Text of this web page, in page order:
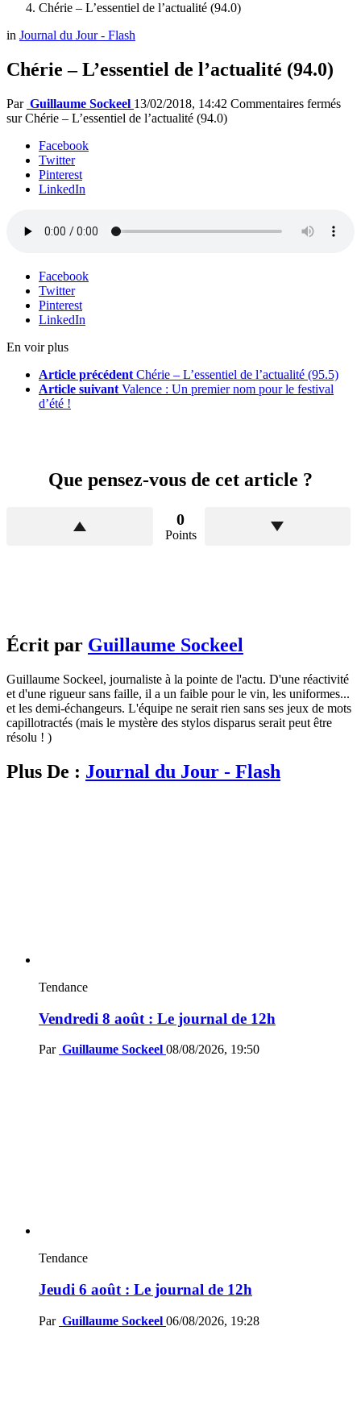
Chérie – L’essentiel de l’actualité (94.0)
in Journal du Jour - Flash
Chérie – L’essentiel de l’actualité (94.0)
Par Guillaume Sockeel 13/02/2018, 14:42 Commentaires fermés
sur Chérie – L’essentiel de l’actualité (94.0)
Facebook
Twitter
Pinterest
LinkedIn
Facebook
Twitter
Pinterest
LinkedIn
En voir plus
Article précédent Chérie – L’essentiel de l’actualité (95.5)
Article suivant Valence : Un premier nom pour le festival
d’été !
Que pensez-vous de cet article ?
0
Points
Écrit par Guillaume Sockeel
Guillaume Sockeel, journaliste à la pointe de l'actu. D'une réactivité
et d'une rigueur sans faille, il a un faible pour le vin, les uniformes...
et les demi-échangeurs. L'équipe ne serait rien sans ses jeux de mots
capillotractés (mais le mystère des stylos disparus serait peut être
résolu ! )
Plus De : Journal du Jour - Flash
Tendance
Vendredi 8 août : Le journal de 12h
Par Guillaume Sockeel 08/08/2026, 19:50
Tendance
Jeudi 6 août : Le journal de 12h
Par Guillaume Sockeel 06/08/2026, 19:28